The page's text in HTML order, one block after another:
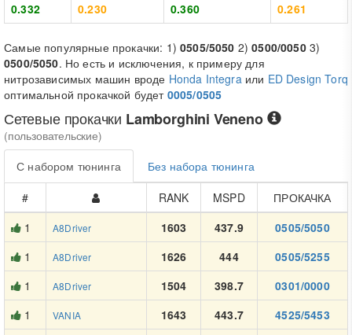
0.332
0.230 0.360 0.261
Самые популярные прокачки: 1)0505/5050 2)0500/00503)
0500/5050. Но есть и исключения, к примеру для
нитрозависимых машин вроде Honda Integraили ED Design Torq
оптимальной прокачкой будет 0005/0505
Сетевые прокачки Lamborghini Veneno
(пользовательские)
С набором тюнинга
Без набора тюнинга
#
RANK MSPD
ПРОКАЧКА
1
A8Driver 1603 437.9
0505/5050
1
A8Driver 1626 444
0505/5255
1
A8Driver 1504 398.7
0301/0000
1
VANIA 1643 443.7
4525/5453